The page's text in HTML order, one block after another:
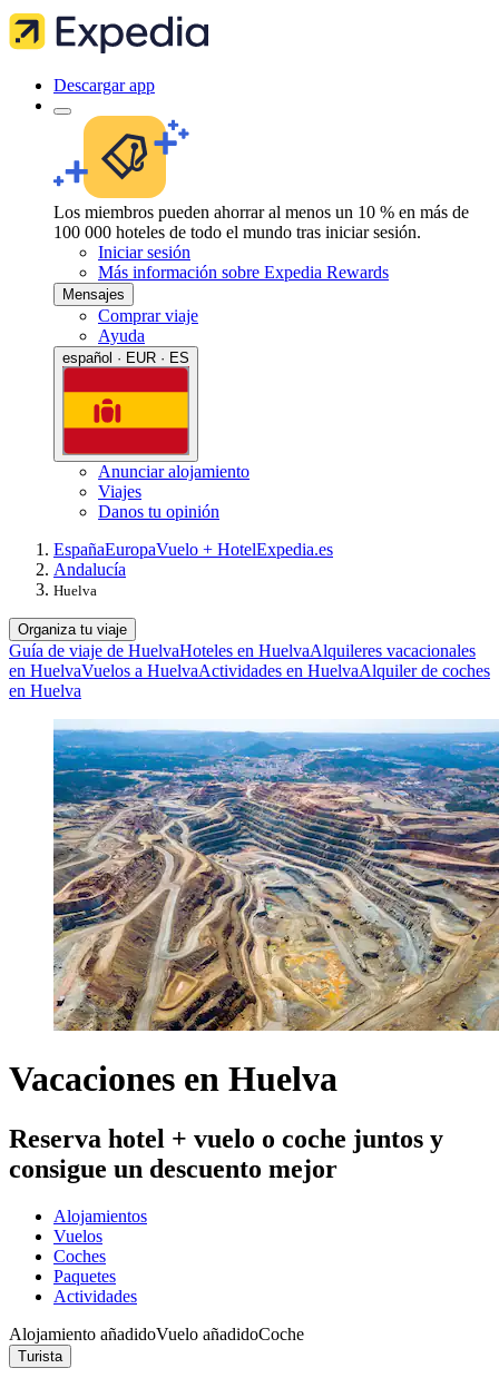
Descargar app
Los miembros pueden ahorrar al menos un 10 % en más de
100 000 hoteles de todo el mundo tras iniciar sesión.
Iniciar sesión
Más información sobre Expedia Rewards
Mensajes
Comprar viaje
Ayuda
español · EUR · ES
Anunciar alojamiento
Viajes
Danos tu opinión
EspañaEuropaVuelo + HotelExpedia.es
Andalucía
Huelva
Organiza tu viaje
Guía de viaje de HuelvaHoteles en HuelvaAlquileres vacacionales
en HuelvaVuelos a HuelvaActividades en HuelvaAlquiler de coches
en Huelva
Vacaciones en Huelva
Reserva hotel + vuelo o coche juntos y
consigue un descuento mejor
Alojamientos
Vuelos
Coches
Paquetes
Actividades
Alojamiento añadidoVuelo añadidoCoche
Turista